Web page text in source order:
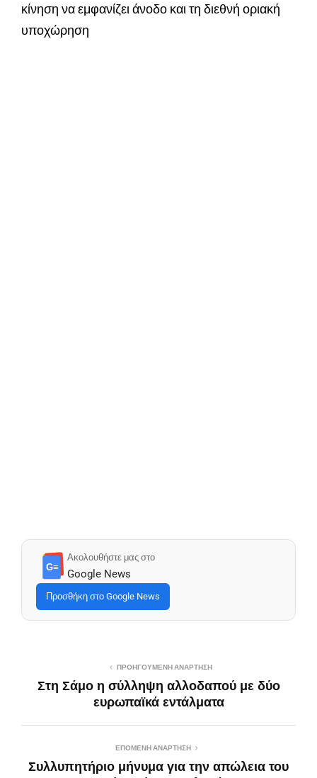
κίνηση να εμφανίζει άνοδο και τη διεθνή οριακή
υποχώρηση
G≡
Ακολουθήστε μας στο
Google News
Προσθήκη στο Google News
ΠΡΟΗΓΟΎΜΕΝΗ ΑΝΆΡΤΗΣΗ
Στη Σάμο η σύλληψη αλλοδαπού με δύο
ευρωπαϊκά εντάλματα
ΕΠΌΜΕΝΗ ΑΝΆΡΤΗΣΗ
Συλλυπητήριο μήνυμα για την απώλεια του